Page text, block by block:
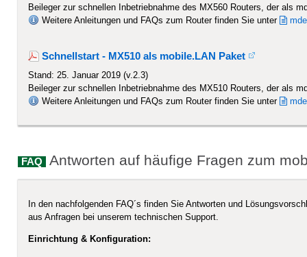
Beileger zur schnellen Inbetriebnahme des MX560 Routers, der als
Weitere Anleitungen und FAQs zum Router finden Sie unter
Schnellstart - MX510 als mobile.LAN Paket
Stand: 25. Januar 2019 (v.2.3)
Beileger zur schnellen Inbetriebnahme des MX510 Routers, der als
Weitere Anleitungen und FAQs zum Router finden Sie unter
FAQ Antworten auf häufige Fragen zum
In den nachfolgenden FAQ´s finden Sie Antworten und
aus Anfragen bei unserem technischen Support.
Einrichtung & Konfiguration: